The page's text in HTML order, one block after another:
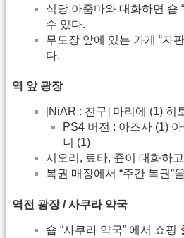
식당 아줌마와 대화하면 숍
수 있다.
무도장 앞에 있는 가게 “자
다.
역 앞 광장
[NiAR : 친구] 마리에 (1) 히
PS4 버전 : 아즈사 (1)
니 (1)
시오리, 료타, 쥰이 대화하
복권 매장에서 “주간 복권”
역전 광장 / 사쿠라 약국
숍 “사쿠라 약국” 에서 쇼핑